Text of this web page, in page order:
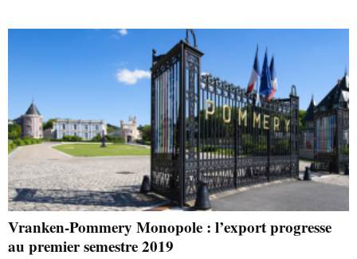
Vranken-Pommery Monopole : l’export progresse
au premier semestre 2019